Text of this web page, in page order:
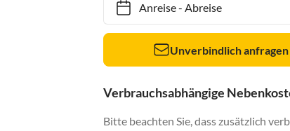
Anreise- Abreise
Unverbindlich anfragen
Verbrauchsabhängige
Bitte beachten Sie, dass zusätzlich